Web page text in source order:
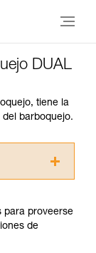
DUAL
tiene la
barboquejo.
la
poder
para proveerse
de